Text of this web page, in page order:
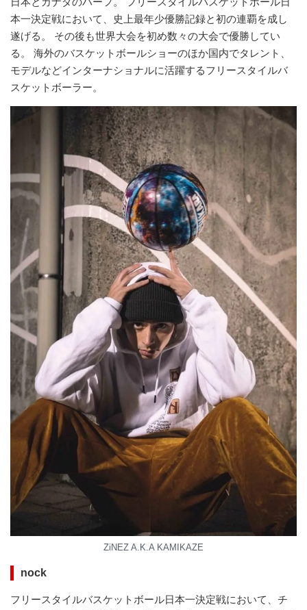
本一決定戦において、史上最年少優勝記録と初の連覇を成し
遂げる。 その後も世界大会を初め数々の大会で優勝してい
る。 海外のバスケットボールショーのほか国内でタレント、
モデルなどインターナショナルに活躍するフリースタイルバ
スケットボーラー。
ZiNEZ A.K.A KAMIKAZE
nock
フリースタイルバスケットボール日本一決定戦において、チ